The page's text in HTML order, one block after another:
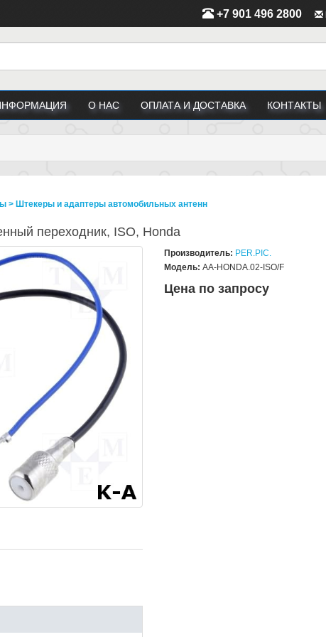
+7 901 496 2800
О НАС ОПЛАТА И ДОСТАВКА КОНТАКТЫ
> Штекеры и адаптеры автомобильных антенн
переходник, ISO, Honda
Производитель: PER.PIC.
Модель: AA-HONDA.02-ISO/F
Цена по запросу